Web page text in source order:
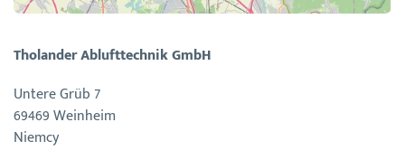
Tholander Ablufttechnik GmbH
Untere Grüb 7
69469 Weinheim
Niemcy